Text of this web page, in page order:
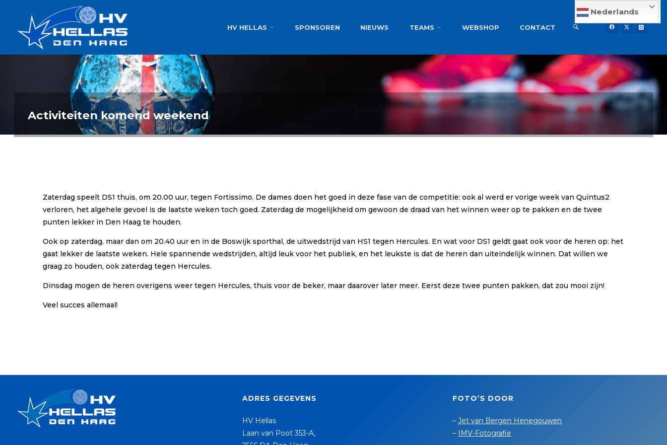
AMBITIE
HV HELLAS SPONSOREN NIEUWS TEAMS WEBSHOP CONTACT
Nederlands
Activiteiten komend weekend
Zaterdag speelt DS1 thuis, om 20.00 uur, tegen Fortissimo. De dames doen het goed in deze fase van de competitie: ook al werd er vorige week van Quintus2
verloren, het algehele gevoel is de laatste weken toch goed. Zaterdag de mogelijkheid om gewoon de draad van het winnen weer op te pakken en de twee
punten lekker in Den Haag te houden.
Ook op zaterdag, maar dan om 20.40 uur en in de Boswijk sporthal, de uitwedstrijd van HS1 tegen Hercules. En wat voor DS1 geldt gaat ook voor de heren op: het
gaat lekker de laatste weken. Hele spannende wedstrijden, altijd leuk voor het publiek, en het leukste is dat de heren dan uiteindelijk winnen. Dat willen we
graag zo houden, ook zaterdag tegen Hercules.
Dinsdag mogen de heren overigens weer tegen Hercules, thuis voor de beker, maar daarover later meer. Eerst deze twee punten pakken, dat zou mooi zijn!
Veel succes allemaal!
ADRES GEGEVENS
HV Hellas
Laan van Poot 353-A,
FOTO’S DOOR
–Jet van Bergen Henegouwen
– IMV-Fotografie